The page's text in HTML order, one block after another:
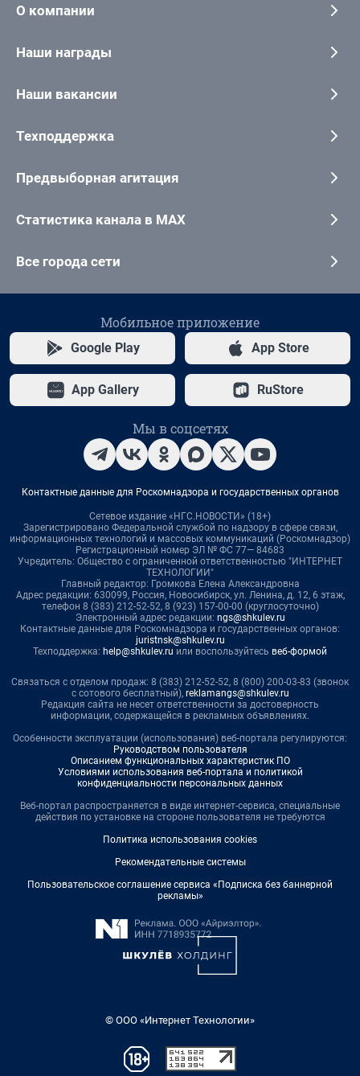
О компании
Наши награды
Наши вакансии
Техподдержка
Предвыборная агитация
Статистика канала в MAX
Все города сети
Мобильное приложение
Google Play App Store
App Gallery RuStore
Мы в соцсетях
Контактные данные для Роскомнадзора и государственных органов
Сетевое издание «НГС.НОВОСТИ» (18+)
Зарегистрировано Федеральной службой по надзору в сфере связи,
информационных технологий и массовых коммуникаций (Роскомнадзор)
Регистрационный номер ЭЛ № ФС 77— 84683
Учредитель: Общество с ограниченной ответственностью "ИНТЕРНЕТ
ТЕХНОЛОГИИ"
Главный редактор: Громкова Елена Александровна
Адрес редакции: 630099, Россия, Новосибирск, ул. Ленина, д. 12, 6 этаж,
телефон 8 (383) 212-52-52, 8 (923) 157-00-00 (круглосуточно)
Электронный адрес редакции: ngs@shkulev.ru
Контактные данные для Роскомнадзора и государственных органов:
juristnsk@shkulev.ru
Техподдержка: help@shkulev.ru или воспользуйтесь веб-формой
Связаться с отделом продаж: 8 (383) 212-52-52, 8 (800) 200-03-83 (звонок
с сотового бесплатный), reklamangs@shkulev.ru
Редакция сайта не несет ответственности за достоверность
информации, содержащейся в рекламных объявлениях.
Особенности эксплуатации (использования) веб-портала регулируются:
Руководством пользователя
Описанием функциональных характеристик ПО
Условиями использования веб-портала и политикой
конфиденциальности персональных данных
Веб-портал распространяется в виде интернет-сервиса, специальные
действия по установке на стороне пользователя не требуются
Политика использования cookies
Рекомендательные системы
Пользовательское соглашение сервиса «Подписка без баннерной
рекламы»
© ООО «Интернет Технологии»